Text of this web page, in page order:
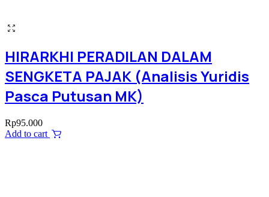
HIRARKHI PERADILAN DALAM
SENGKETA PAJAK (Analisis Yuridis
Pasca Putusan MK)
Rp95.000
Add to cart